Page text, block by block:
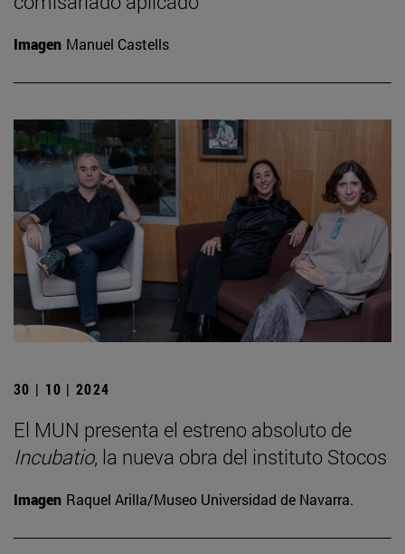
Imagen Manuel Castells
30 | 10 | 2024
El MUN presenta el estreno absoluto de
Incubatio, la nueva obra del instituto Stocos
Imagen Raquel Arilla/Museo Universidad de Navarra.